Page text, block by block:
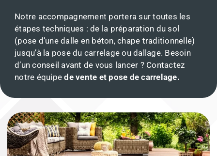
Notre accompagnement portera sur toutes les
étapes techniques : de la préparation du sol
(pose d’une dalle en béton, chape traditionnelle)
jusqu’à la pose du carrelage ou dallage. Besoin
d’un conseil avant de vous lancer ? Contactez
notre équipe de vente et pose de carrelage.